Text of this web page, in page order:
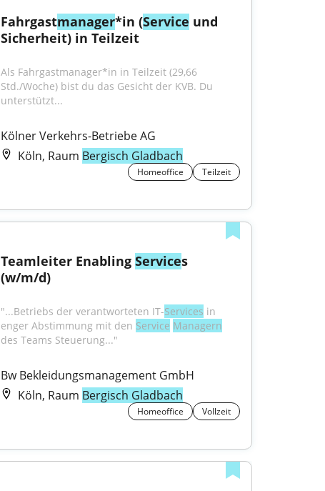
Fahrgastmanager*in (Service und
Sicherheit) in Teilzeit
Als Fahrgastmanager*in in Teilzeit (29,66
Std./Woche) bist du das Gesicht der KVB. Du
unterstützt...
Kölner Verkehrs-Betriebe AG
Köln, Raum Bergisch Gladbach
Homeoffice Teilzeit
Teamleiter Enabling Services
(w/m/d)
"...Betriebs der verantworteten IT-Services in
enger Abstimmung mit den Service Managern
des Teams Steuerung..."
Bw Bekleidungsmanagement GmbH
Köln, Raum Bergisch Gladbach
Homeoffice Vollzeit